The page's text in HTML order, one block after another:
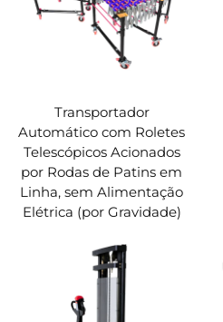
Transportador
Automático com Roletes
Telescópicos Acionados
por Rodas de Patins em
Linha, sem Alimentação
Elétrica (por Gravidade)